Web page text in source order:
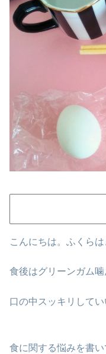
こんにちは。ふくらは
食後はグリーンガム
口の中スッキリしてい
食に関する悩みを書